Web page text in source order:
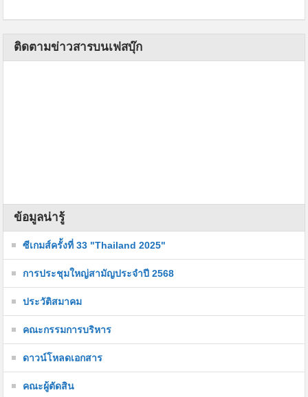
ติดตามข่าวสารบนเฟสบุ๊ก
ข้อมูลน่ารู้
ซีเกมส์ครั้งที่ 33 "Thailand 2025"
การประชุมใหญ่สามัญประจำปี 2568
ประวัติสมาคม
คณะกรรมการบริหาร
ดาวน์โหลดเอกสาร
คณะผู้ตัดสิน